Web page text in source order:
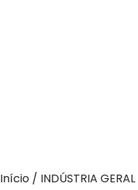
Início / INDÚSTRIA GERAL